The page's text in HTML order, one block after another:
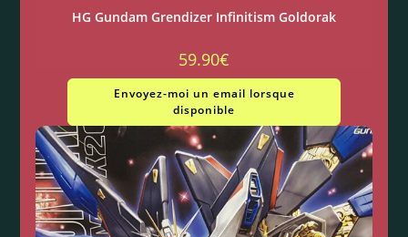
HG Gundam Grendizer Infinitism Goldorak
59.90€
Envoyez-moi un email lorsque
disponible